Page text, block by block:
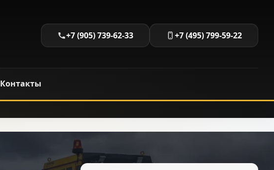
+7 (905) 739-62-33 +7 (495) 799-59-22
Контакты